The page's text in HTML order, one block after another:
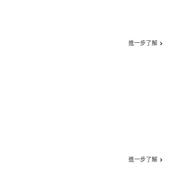
進一步了解
進一步了解